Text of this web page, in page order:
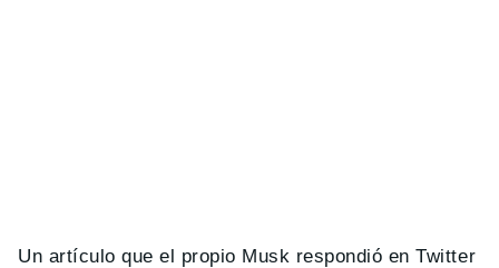
Un artículo que el propio Musk respondió en Twitter